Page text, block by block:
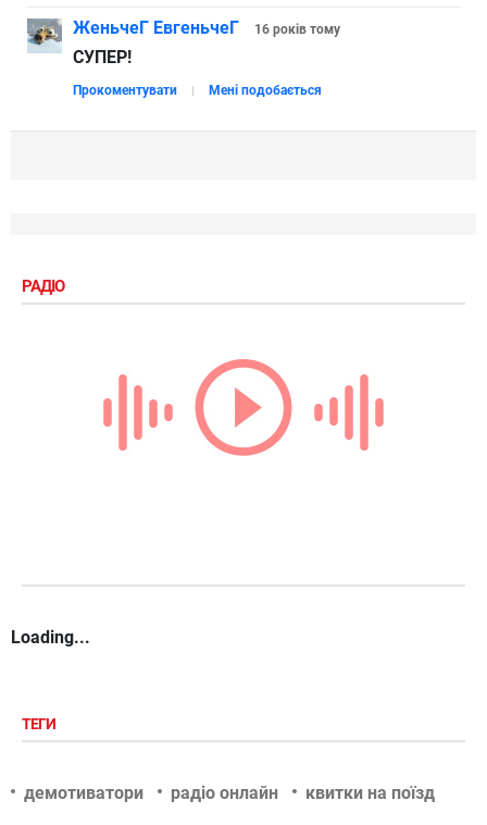
ЖеньчеГ ЕвгеньчеГ 16 років тому
СУПЕР!
Прокоментувати Мені подобається
РАДІО
Loading...
ТЕГИ
демотиватори радіо онлайн квитки на поїзд